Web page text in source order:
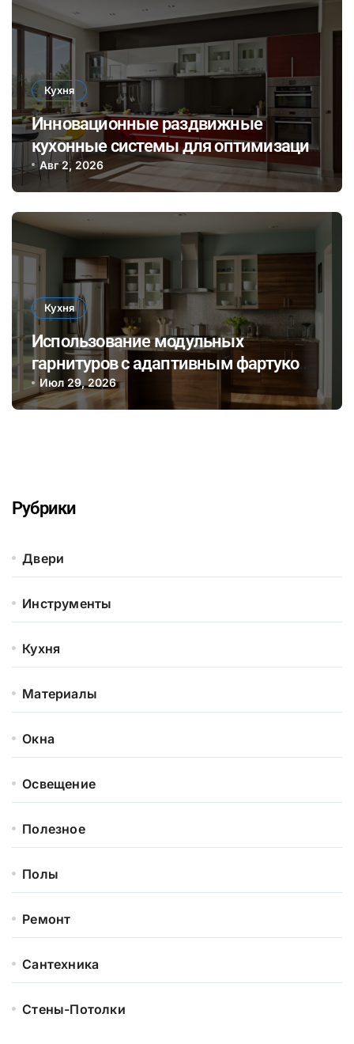
Кухня
Инновационные раздвижные
кухонные системы для оптимизации
пространства и стильного
оформления интерьера
Авг 2, 2026
Кухня
Использование модульных
гарнитуров с адаптивным фартуком
для быстрого обновления кухни без
серьезного ремонта
Июл 29, 2026
Рубрики
Двери
Инструменты
Кухня
Материалы
Окна
Освещение
Полезное
Полы
Ремонт
Сантехника
Стены-Потолки